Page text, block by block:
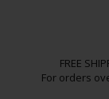
FREE
For orders